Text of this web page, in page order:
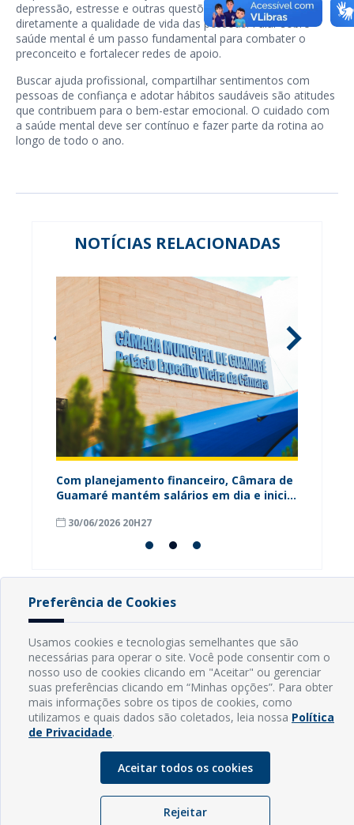
depressão, estresse e outras questões que impactam
diretamente a qualidade de vida das pessoas. Falar sobre
saúde mental é um passo fundamental para combater o
preconceito e fortalecer redes de apoio.
Buscar ajuda profissional, compartilhar sentimentos com
pessoas de confiança e adotar hábitos saudáveis são atitudes
que contribuem para o bem-estar emocional. O cuidado com
a saúde mental deve ser contínuo e fazer parte da rotina ao
longo de todo o ano.
NOTÍCIAS RELACIONADAS
Com planejamento financeiro, Câmara de
Guamaré mantém salários em dia e inicia
30/06/2026 20H27
INFORMAÇÕES
Endereço: Rua Capitão Vicente de Brito, S/N - Centro
CEP: 59598-000 - Guamaré - RN
Contato: (84) 3525-2032
E-mail: diretoria@guamare.rn.leg.br
Horário: Segunda a sexta-feira, das 8h às 12h
© Copyright - 2026 | Câmara Municipal de Guamaré - RN |
Preferência de Cookies
Usamos cookies e tecnologias semelhantes que são
necessárias para operar o site. Você pode consentir com o
nosso uso de cookies clicando em "Aceitar" ou gerenciar
suas preferências clicando em “Minhas opções”. Para obter
mais informações sobre os tipos de cookies, como
utilizamos e quais dados são coletados, leia nossa Política
de Privacidade.
Aceitar todos os cookies
Rejeitar